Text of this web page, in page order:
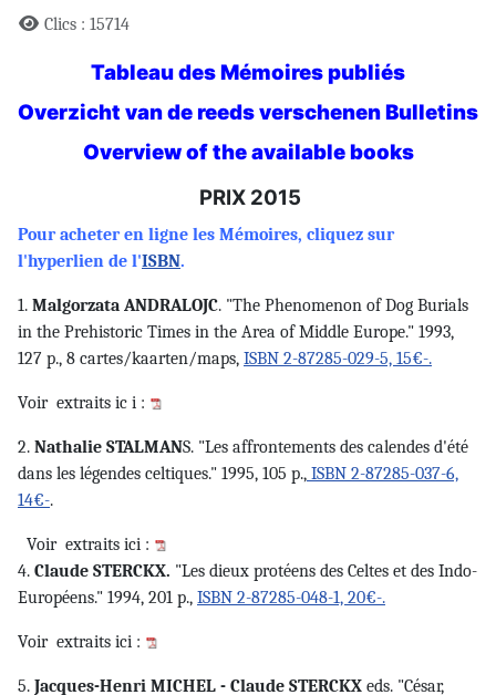
Clics : 15714
Tableau des Mémoires publiés
Overzicht van de reeds verschenen Bulletins
Overview of the available books
PRIX 2015
Pour acheter en ligne les Mémoires, cliquez sur
l'hyperlien de l'ISBN.
1. Malgorzata ANDRALOJC. "The Phenomenon of Dog Burials
in the Prehistoric Times in the Area of Middle Europe." 1993,
127 p., 8 cartes/kaarten/maps, ISBN 2-87285-029-5, 15€-.
Voir extraits ic i :
2. Nathalie STALMANS. "Les affrontements des calendes d'été
dans les légendes celtiques." 1995, 105 p., ISBN 2-87285-037-6,
14€-.
Voir extraits ici :
4. Claude STERCKX. "Les dieux protéens des Celtes et des Indo-
Européens." 1994, 201 p., ISBN 2-87285-048-1, 20€-.
Voir extraits ici :
5. Jacques-Henri MICHEL - Claude STERCKX eds. "César,